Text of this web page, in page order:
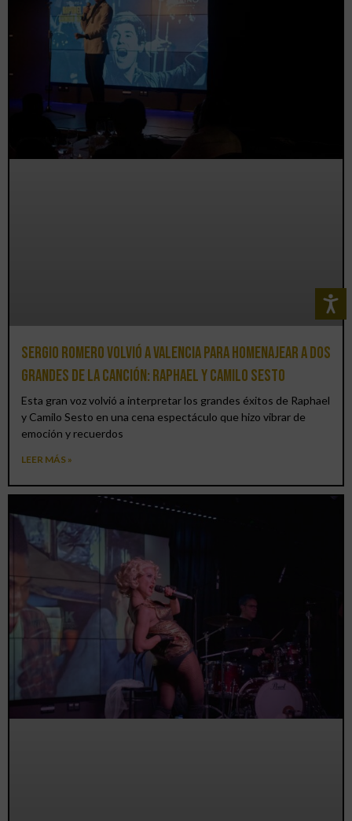
Sergio Romero volvió a Valencia para homenajear a dos
grandes de la canción: Raphael y Camilo Sesto
Esta gran voz volvió a interpretar los grandes éxitos de Raphael
y Camilo Sesto en una cena espectáculo que hizo vibrar de
emoción y recuerdos
LEER MÁS »